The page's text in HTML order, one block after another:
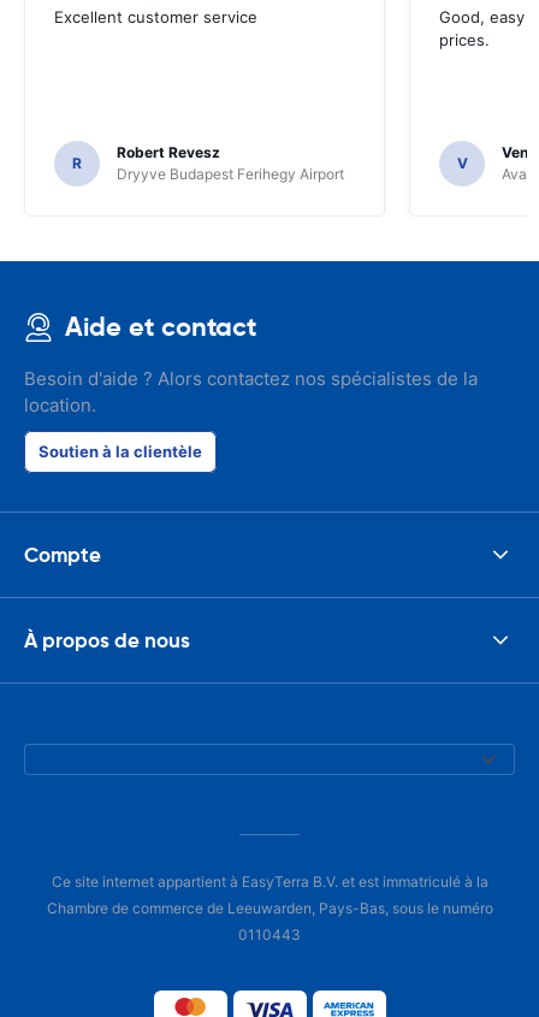
Excellent customer service
R
Robert Revesz
Dryyve Budapest Ferihegy Airport
Good, easy
prices.
V
Aide et contact
Besoin d'aide ? Alors contactez nos spécialistes de la
location.
Soutien à la clientèle
Compte
À propos de nous
Ce site internet appartient à EasyTerra B.V. et est immatriculé à la
Chambre de commerce de Leeuwarden, Pays-Bas, sous le numéro
0110443